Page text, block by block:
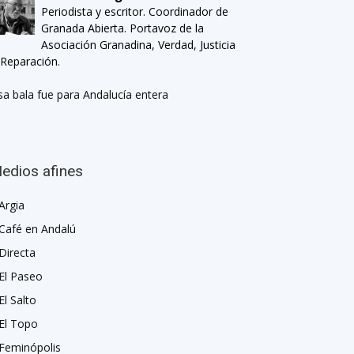
Periodista y escritor. Coordinador de
Granada Abierta. Portavoz de la
Asociación Granadina, Verdad, Justicia
bala fue para Andalucía entera
afines
en Andalú
Directa
El Paseo
El Salto
El Topo
Feminópolis